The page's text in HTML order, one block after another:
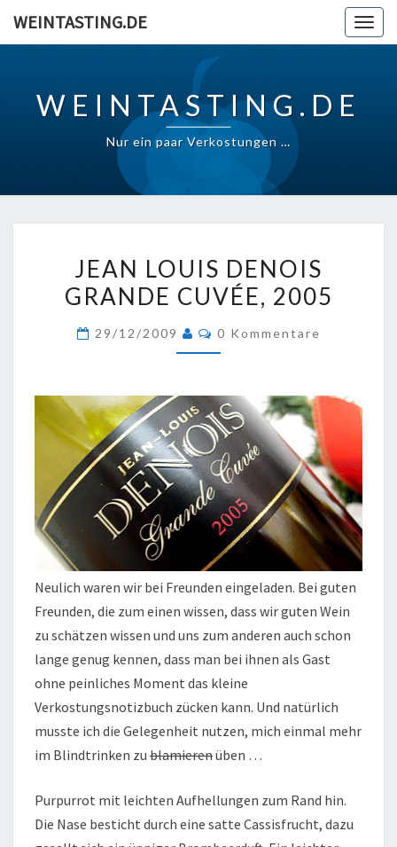
WEINTASTING.DE
WEINTASTING.DE
Nur ein paar Verkostungen …
LOUIS
DENOIS
CUVÉE,
JEAN LOUIS DENOIS
GRANDE CUVÉE, 2005
29/12/2009 Kommentare
0 Kommentare
Neulich waren wir bei Freunden eingeladen. Bei guten
Freunden, die zum einen wissen, dass wir guten Wein
zu schätzen wissen und uns zum anderen auch schon
lange genug kennen, dass man bei ihnen als Gast
ohne peinliches Moment das kleine
Verkostungsnotizbuch zücken kann. Und natürlich
musste ich die Gelegenheit nutzen, mich einmal mehr
im Blindtrinken zu blamierenüben …
Purpurrot mit leichten Aufhellungen zum Rand hin.
Die Nase besticht durch eine satte Cassisfrucht, dazu